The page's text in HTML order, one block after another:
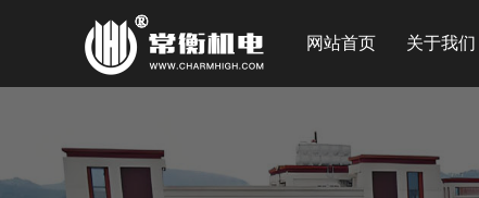
网站首页 关于我们